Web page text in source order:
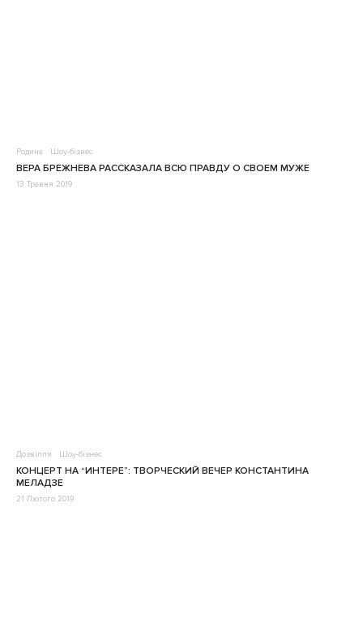
Родина Шоу-бізнес
ВЕРА БРЕЖНЕВА РАССКАЗАЛА ВСЮ ПРАВДУ О СВОЕМ МУЖЕ
13 Травня 2019
Дозвілля Шоу-бізнес
КОНЦЕРТ НА “ИНТЕРЕ”: ТВОРЧЕСКИЙ ВЕЧЕР КОНСТАНТИНА
МЕЛАДЗЕ
21 Лютого 2019